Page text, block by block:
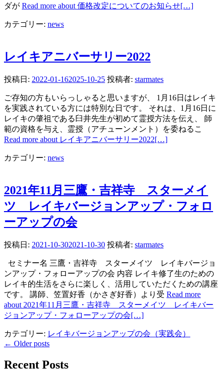
ダが Read more about 価格改定についてのお知らせ[…]
カテゴリー: news
レイキアニバーサリー2022
投稿日: 2022-01-162025-10-25 投稿者: starmates
ご存知の方もいらっしゃると思いますが、 1月16日はレイキ
を実践されている方には特別な日です。 それは、1月16日に
レイキの肇祖である臼井先生が初めて霊授方法を伝え、 師
範の資格を与え、霊授（アチューンメント）を委ねるこ
Read more about レイキアニバーサリー2022[…]
カテゴリー: news
2021年11月三鷹・吉祥寺 スターメイ
ツ レイキバージョンアップ・フォロ
ーアップの会
投稿日: 2021-10-302021-10-30 投稿者: starmates
セミナー名 三鷹・吉祥寺 スターメイツ レイキバージョ
ンアップ・フォローアップの会 内容 レイキ修了生のための
レイキ的生活をさらに楽しく、活用していただくための講座
です。 講師、笠置好香（かさぎ好香）より受 Read more
about 2021年11月三鷹・吉祥寺 スターメイツ レイキバー
ジョンアップ・フォローアップの会[…]
カテゴリー: レイキバージョンアップの会（実践会）
投
稿
← Older posts
Recent Posts